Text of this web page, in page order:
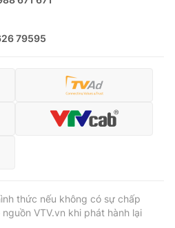
79595
thức nếu không có sự chấp
VTV.vn khi phát hành lại